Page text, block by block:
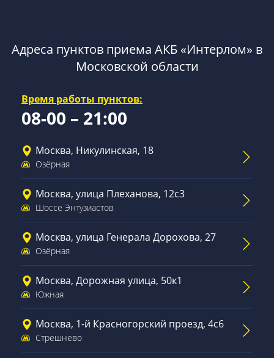
Адреса пунктов приема АКБ «Интерлом» в
Московской области
Время работы пунктов:
08-00 – 21:00
Москва, Никулинская, 18
Озёрная
Москва, улица Плеханова, 12с3
Шоссе Энтузиастов
Москва, улица Генерала Дорохова, 27
Озёрная
Москва, Дорожная улица, 50к1
Южная
Москва, 1-й Красногорский проезд, 4с6
Стрешнево